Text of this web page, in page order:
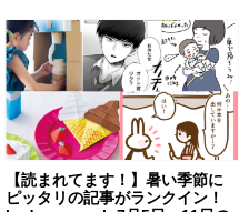
【読まれてます！】暑い季節に
ピッタリの記事がランクイン！